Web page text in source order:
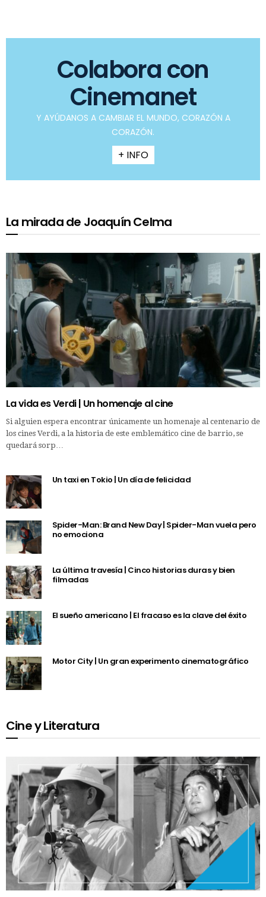
Colabora con
Cinemanet
Y AYÚDANOS A CAMBIAR EL MUNDO, CORAZÓN A
CORAZÓN.
+ INFO
La mirada de Joaquín Celma
La vida es Verdi | Un homenaje al cine
Si alguien espera encontrar únicamente un homenaje al centenario de
los cines Verdi, a la historia de este emblemático cine de barrio, se
quedará sorp…
Un taxi en Tokio | Un día de felicidad
Spider-Man: Brand New Day | Spider-Man vuela pero
no emociona
La última travesía | Cinco historias duras y bien
filmadas
El sueño americano | El fracaso es la clave del éxito
Motor City | Un gran experimento cinematográfico
Cine y Literatura